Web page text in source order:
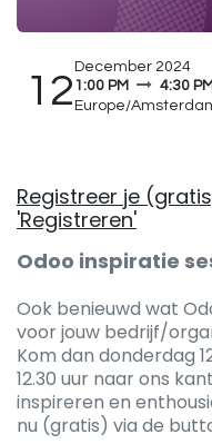
12
December 2024
1:00 PM
4:30 PM
Europe/
Registreer je
'Registreren'
Odoo inspiratie
Ook benieuwd wat
voor jouw bedrijf/
Kom dan donderdag
12.30 uur naar ons
inspireren en
nu (gratis) via de